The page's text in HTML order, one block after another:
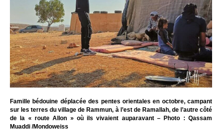
Famille bédouine déplacée des pentes orientales en octobre, campant
sur les terres du village de Rammun, à l’est de Ramallah, de l’autre côté
de la « route Allon » où ils vivaient auparavant – Photo : Qassam
Muaddi /Mondoweiss